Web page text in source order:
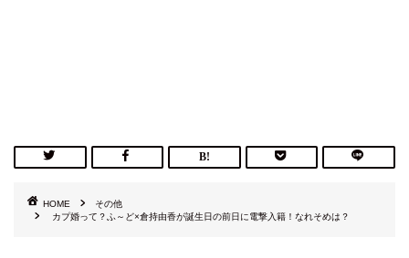
HOME
その他
カプ婚って？ふ～ど×倉持由香が誕生日の前日に電撃入籍！なれそめは？